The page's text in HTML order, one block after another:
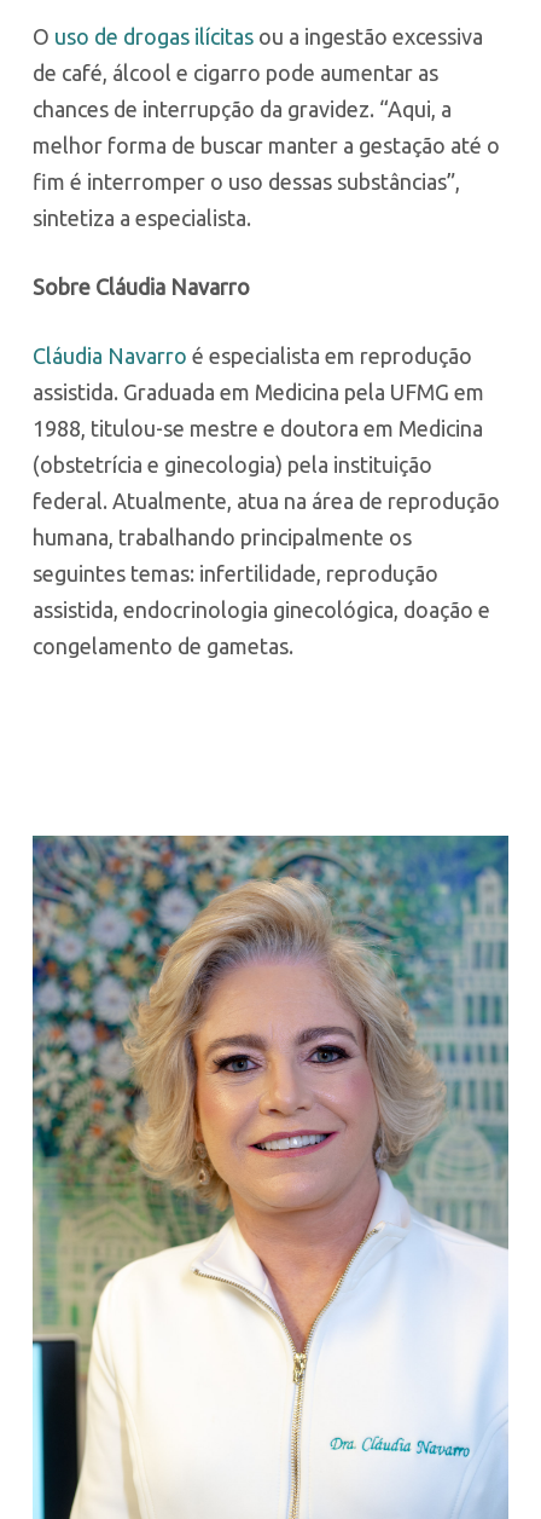
O uso de drogas ilícitasou a ingestão excessiva
de café, álcool e cigarro pode aumentar as
chances de interrupção da gravidez. “Aqui, a
melhor forma de buscar manter a gestação até o
fim é interromper o uso dessas substâncias”,
sintetiza a especialista.
Sobre Cláudia Navarro
Cláudia Navarro é especialista em reprodução
assistida. Graduada em Medicina pela UFMG em
1988, titulou-se mestre e doutora em Medicina
(obstetrícia e ginecologia) pela instituição
federal. Atualmente, atua na área de reprodução
humana, trabalhando principalmente os
seguintes temas: infertilidade, reprodução
assistida, endocrinologia ginecológica, doação e
congelamento de gametas.